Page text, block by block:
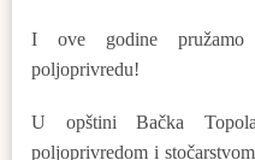
I ove godine pružamo
poljoprivredu!
U opštini Bačka
poljoprivredom i